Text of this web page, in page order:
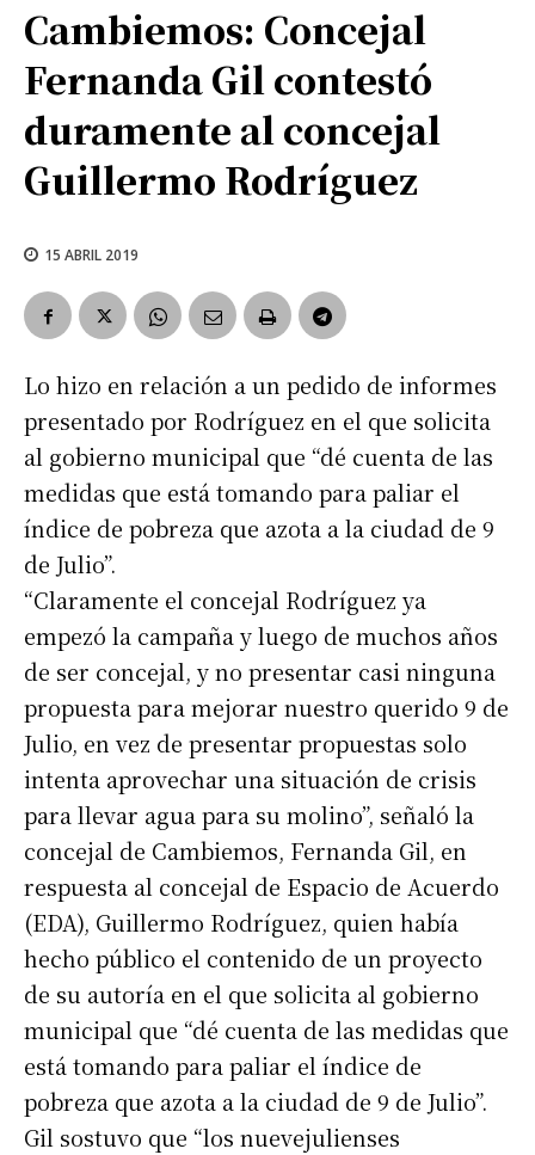
Cambiemos: Concejal
Fernanda Gil contestó
duramente al concejal
Guillermo Rodríguez
15 ABRIL 2019
Lo hizo en relación a un pedido de informes
presentado por Rodríguez en el que solicita
al gobierno municipal que “dé cuenta de las
medidas que está tomando para paliar el
índice de pobreza que azota a la ciudad de 9
de Julio”.
“Claramente el concejal Rodríguez ya
empezó la campaña y luego de muchos años
de ser concejal, y no presentar casi ninguna
propuesta para mejorar nuestro querido 9 de
Julio, en vez de presentar propuestas solo
intenta aprovechar una situación de crisis
para llevar agua para su molino”, señaló la
concejal de Cambiemos, Fernanda Gil, en
respuesta al concejal de Espacio de Acuerdo
(EDA), Guillermo Rodríguez, quien había
hecho público el contenido de un proyecto
de su autoría en el que solicita al gobierno
municipal que “dé cuenta de las medidas que
está tomando para paliar el índice de
pobreza que azota a la ciudad de 9 de Julio”.
Gil sostuvo que “los nuevejulienses